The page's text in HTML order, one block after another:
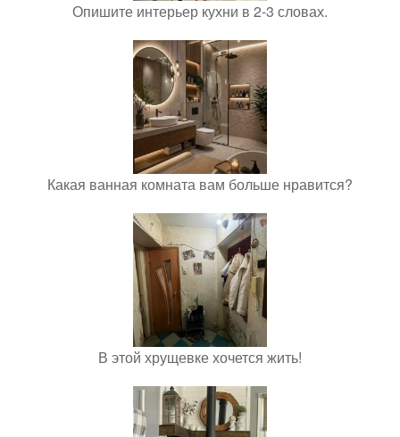
Опишите интерьер кухни в 2-3 словах.
Какая ванная комната вам больше нравится?
В этой хрущевке хочется жить!